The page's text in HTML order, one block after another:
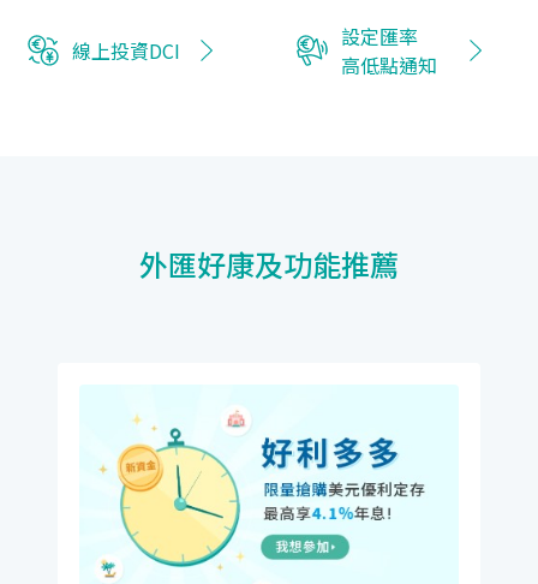
線上投資DCI
設定匯率
高低點通知
外匯好康及功能推薦